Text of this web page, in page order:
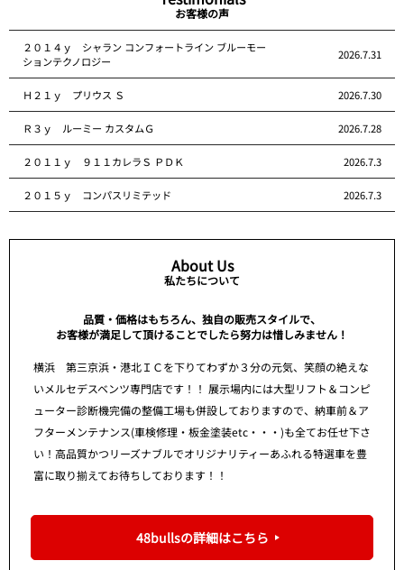
お客様の声
２０１４ｙ シャラン コンフォートライン ブルーモー
ションテクノロジー
2026.7.31
Ｈ２１ｙ プリウス Ｓ 2026.7.30
Ｒ３ｙ ルーミー カスタムＧ 2026.7.28
２０１１ｙ ９１１カレラＳ ＰＤＫ 2026.7.3
２０１５ｙ コンパスリミテッド 2026.7.3
About Us
私たちについて
品質・価格はもちろん、独自の販売スタイルで、
お客様が満足して頂けることでしたら努力は惜しみません！
横浜 第三京浜・港北ＩＣを下りてわずか３分の元気、笑顔の絶えな
いメルセデスベンツ専門店です！！ 展示場内には大型リフト＆コンピ
ューター診断機完備の整備工場も併設しておりますので、納車前＆ア
フターメンテナンス(車検修理・板金塗装etc・・・)も全てお任せ下さ
い！高品質かつリーズナブルでオリジナリティーあふれる特選車を豊
富に取り揃えてお待ちしております！！
48bullsの詳細はこちら